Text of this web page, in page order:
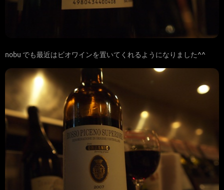
nobu でも最近はビオワインを置いてくれるようになりました^^